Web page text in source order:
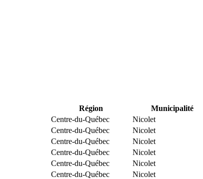
Région Municipalité
Centre-du-Québec
Nicolet
Centre-du-Québec
Nicolet
Centre-du-Québec
Nicolet
Centre-du-Québec
Nicolet
Centre-du-Québec
Nicolet
Centre-du-Québec
Nicolet